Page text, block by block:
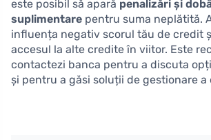
este posibil să apară penalizări și
suplimentare pentru suma neplătită.
influența negativ scorul tău de credit
accesul la alte credite în viitor. Este
contactezi banca pentru a discuta
și pentru a găsi soluții de gestionare a